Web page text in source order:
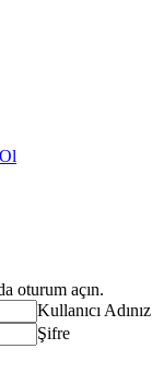
oturum açın.
Kullanıcı Adınız
Şifre